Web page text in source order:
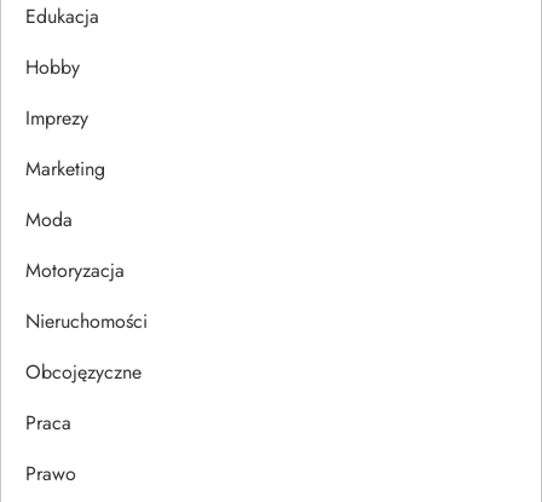
j
a
w
p
i
s
u
Edukacja
Hobby
Imprezy
Marketing
Moda
Motoryzacja
Nieruchomości
Obcojęzyczne
Praca
Prawo